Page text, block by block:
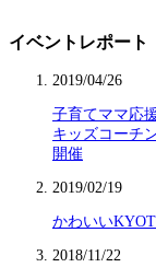
イベントレポート
2019/04/26
子育てママ応
キッズコーチ
開催
2019/02/19
かわいい
2018/11/22